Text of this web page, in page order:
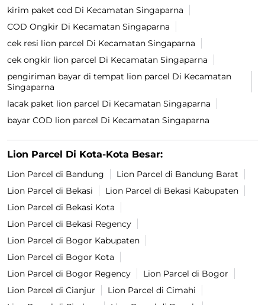
kirim paket cod Di Kecamatan Singaparna
COD Ongkir Di Kecamatan Singaparna
cek resi lion parcel Di Kecamatan Singaparna
cek ongkir lion parcel Di Kecamatan Singaparna
pengiriman bayar di tempat lion parcel Di Kecamatan
Singaparna
lacak paket lion parcel Di Kecamatan Singaparna
bayar COD lion parcel Di Kecamatan Singaparna
Lion Parcel Di Kota-Kota Besar:
Lion Parcel di Bandung
Lion Parcel di Bandung Barat
Lion Parcel di Bekasi
Lion Parcel di Bekasi Kabupaten
Lion Parcel di Bekasi Kota
Lion Parcel di Bekasi Regency
Lion Parcel di Bogor Kabupaten
Lion Parcel di Bogor Kota
Lion Parcel di Bogor Regency
Lion Parcel di Bogor
Lion Parcel di Cianjur
Lion Parcel di Cimahi